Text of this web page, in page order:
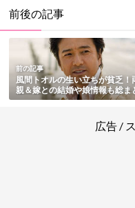
前後の記事
前の記事
風間トオルの生い立ちが貧乏！
親＆嫁との結婚や娘情報も総ま
め
広告 /